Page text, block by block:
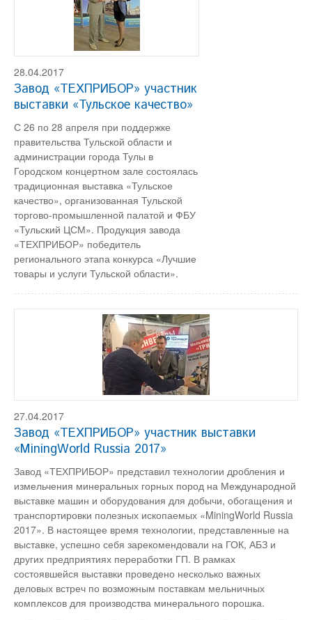
28.04.2017
Завод «ТЕХПРИБОР» участник
выставки «Тульское качество»
С 26 по 28 апреля при поддержке
правительства Тульской области и
администрации города Тулы в
Городском концертном зале состоялась
традиционная выставка «Тульское
качество», организованная Тульской
торгово-промышленной палатой и ФБУ
«Тульский ЦСМ». Продукция завода
«ТЕХПРИБОР» победитель
регионального этапа конкурса «Лучшие
товары и услуги Тульской области».
27.04.2017
Завод «ТЕХПРИБОР» участник выставки
«MiningWorld Russia 2017»
Завод «ТЕХПРИБОР» представил технологии дробления и
измельчения минеральных горных пород на Международной
выставке машин и оборудования для добычи, обогащения и
транспортировки полезных ископаемых «MiningWorld Russia
2017». В настоящее время технологии, представленные на
выставке, успешно себя зарекомендовали на ГОК, АБЗ и
других предприятиях переработки ГП. В рамках
состоявшейся выставки проведено несколько важных
деловых встреч по возможным поставкам мельничных
комплексов для производства минерального порошка.